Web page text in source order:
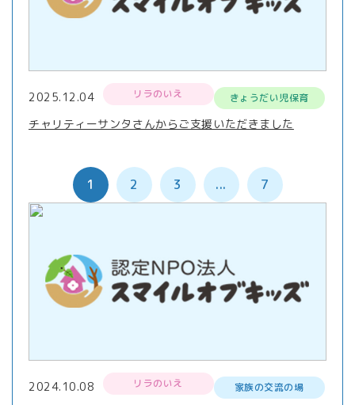
2025.12.04 リラのいえ きょうだい児保育
チャリティーサンタさんからご支援いただきました
1 2 3 ... 7
2024.10.08 リラのいえ 家族の交流の場